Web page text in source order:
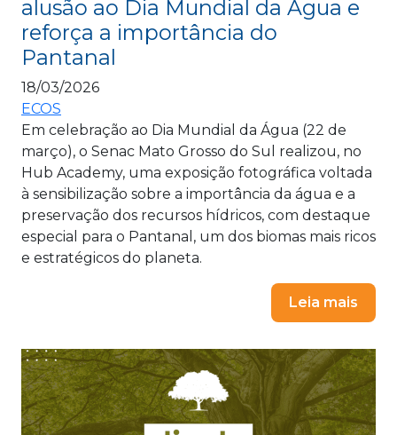
alusão ao Dia Mundial da Água e
reforça a importância do
Pantanal
18/03/2026
ECOS
Em celebração ao Dia Mundial da Água (22 de
março), o Senac Mato Grosso do Sul realizou, no
Hub Academy, uma exposição fotográfica voltada
à sensibilização sobre a importância da água e a
preservação dos recursos hídricos, com destaque
especial para o Pantanal, um dos biomas mais ricos
e estratégicos do planeta.
Leia mais